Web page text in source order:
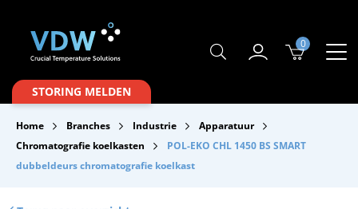
Producten
Branches
Merken
Over VDW
0
STORING MELDEN
Home Branches Industrie
Apparatuur
Chromatografie koelkasten
POL-EKO CHL 1450 BS SMART
dubbeldeurs chromatografie koelkast